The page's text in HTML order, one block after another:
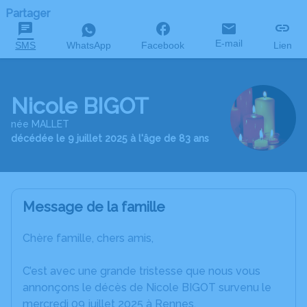
Partager
SMS WhatsApp Facebook E-mail Lien
Nicole BIGOT
née MALLET
décédée le 9 juillet 2025 à l'âge de 83 ans
Message de la famille
Chère famille, chers amis,
C’est avec une grande tristesse que nous vous
annonçons le décès de Nicole BIGOT survenu le
mercredi 09 juillet 2025 à Rennes.